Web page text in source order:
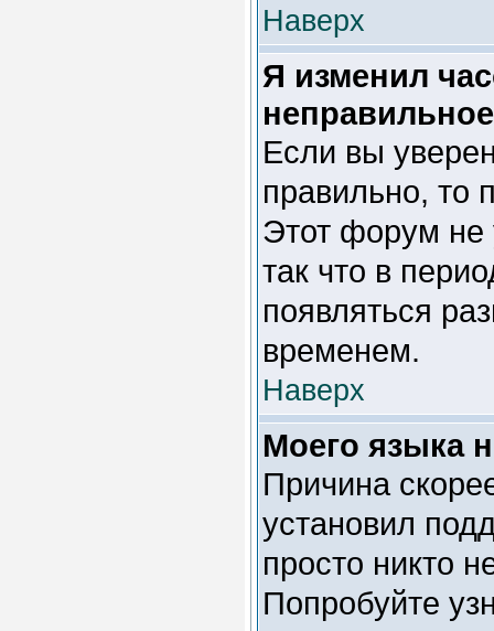
Наверх
Я изменил
Если вы
правильно, то
Этот форум не
так что в
появляться
временем.
Наверх
Моего языка
Причина
установил
просто никто
Попробуйте